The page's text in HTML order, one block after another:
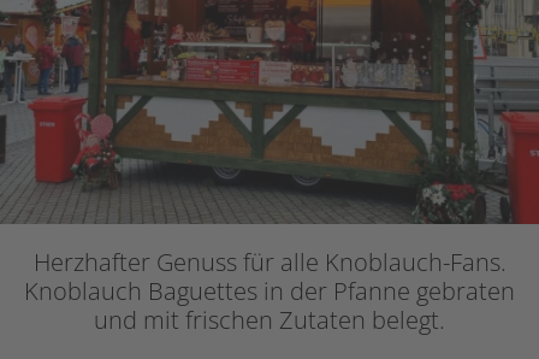
Herzhafter Genuss für alle Knoblauch-Fans.
Knoblauch Baguettes in der Pfanne gebraten
und mit frischen Zutaten belegt.